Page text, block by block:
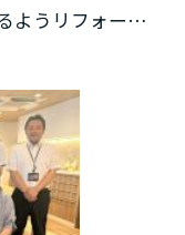
ようリフォーム